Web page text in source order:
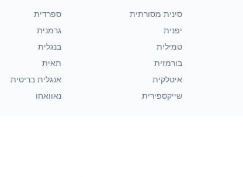
סינית מסורתית ספרדית
יפנית גרמנית
טמילית בנגלית
בורמזית תאית
איטלקית אנגלית בריטית
שייקספירית נאוואחו